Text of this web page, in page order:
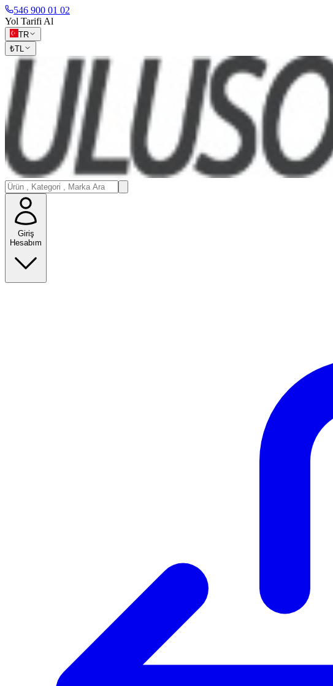
546 900 01 02
Yol Tarifi Al
TR
₺TL
Giriş
Hesabım